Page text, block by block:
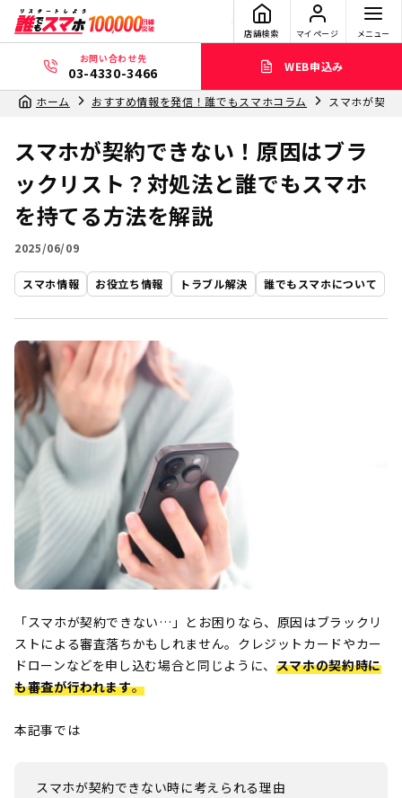
店舗検索 マイページ メニュー
お問い合わせ先
03-4330-3466 WEB申込み
ホーム おすすめ情報を発信！誰でもスマホコラム スマホが契約
スマホが契約できない！原因はブラ
ックリスト？対処法と誰でもスマホ
を持てる方法を解説
2025/06/09
スマホ情報 お役立ち情報 トラブル解決 誰でもスマホについて
「スマホが契約できない…」とお困りなら、原因はブラックリ
ストによる審査落ちかもしれません。クレジットカードやカー
ドローンなどを申し込む場合と同じように、 スマホの契約時に
も審査が行われます。
本記事では
スマホが契約できない時に考えられる理由